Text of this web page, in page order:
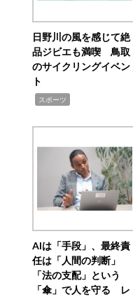
日野川の風を感じて絶
品ジビエも満喫 鳥取
のサイクリングイベン
ト
スポーツ
AIは「手段」、最終責
任は「人間の判断」
「法の支配」という
「傘」で人を守る レ